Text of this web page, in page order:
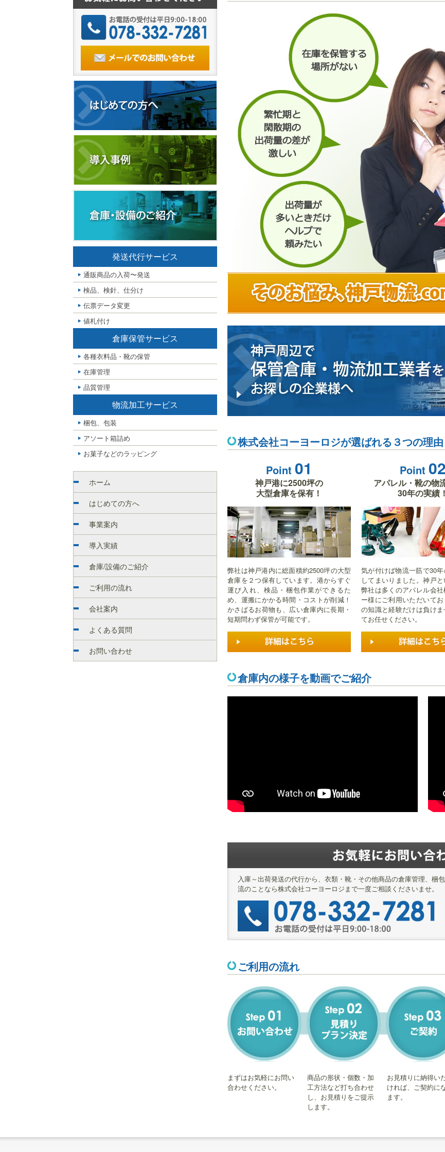
株式会社コーヨーロジが選ばれる３つの理由
Point 01
神戸港に2500坪の
大型倉庫を保有！
弊社は神戸港内に総面積約2500坪の大型
倉庫を２つ保有しています。港からすぐ
運び入れ、検品・梱包作業ができるた
め、運搬にかかる時間・コストが削減！
かさばるお荷物も、広い倉庫内に長期・
短期問わず保管が可能です。
Point 02
アパレル・靴の物
30年の実績！
気が付けば物流一筋で30
してまいりました。神戸と
弊社は多くのアパレル会
ー様にご利用いただいて
の知識と経験だけは負け
てお任せください。
倉庫内の様子を動画でご紹介
入庫～出荷発送の代行から、衣類・靴・その他商品の倉庫管理、梱
流のことなら株式会社コーヨーロジまで一度ご相談くださいませ。
ご利用の流れ
まずはお気軽にお問い
合わせください。
商品の形状・個数・加
工方法など打ち合わせ
し、お見積りをご提示
します。
お見積りに納得い
ければ、ご契約に
ます。
発送代行サービス
通販商品の入荷〜発送
検品、検針、仕分け
伝票データ変更
値札付け
倉庫保管サービス
各種衣料品・靴の保管
在庫管理
品質管理
物流加工サービス
梱包、包装
アソート箱詰め
お菓子などのラッピング
ホーム
はじめての方へ
事業案内
導入実績
倉庫/設備のご紹介
ご利用の流れ
会社案内
よくある質問
お問い合わせ